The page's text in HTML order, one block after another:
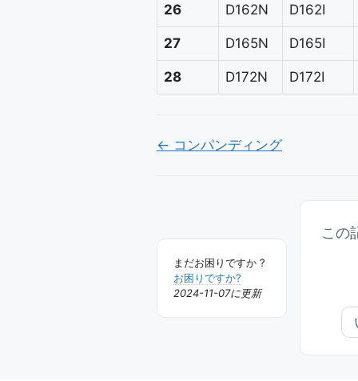
26 D162N D162I
27 D165N D165I
28 D172N D172I
Doc
ー
シ
← コンパンディング
まだお困りですか ?
お困りですか?
2024-11-07に更新
この